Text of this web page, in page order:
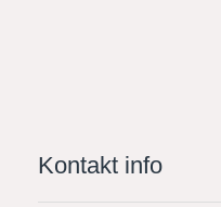
Kontakt info